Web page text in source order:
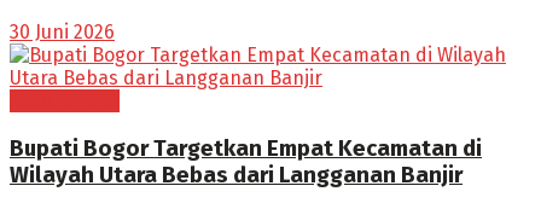
30 Juni 2026
Bupati Bogor Targetkan Empat Kecamatan di
Wilayah Utara Bebas dari Langganan Banjir